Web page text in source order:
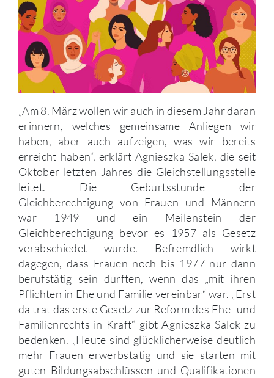
„Am 8. März wollen wir auch in diesem Jahr daran
erinnern, welches gemeinsame Anliegen wir
haben, aber auch aufzeigen, was wir bereits
erreicht haben“, erklärt Agnieszka Salek, die seit
Oktober letzten Jahres die Gleichstellungsstelle
leitet. Die Geburtsstunde der
Gleichberechtigung von Frauen und Männern
war 1949 und ein Meilenstein der
Gleichberechtigung bevor es 1957 als Gesetz
verabschiedet wurde. Befremdlich wirkt
dagegen, dass Frauen noch bis 1977 nur dann
berufstätig sein durften, wenn das „mit ihren
Pflichten in Ehe und Familie vereinbar“ war. „Erst
da trat das erste Gesetz zur Reform des Ehe- und
Familienrechts in Kraft“ gibt Agnieszka Salek zu
bedenken. „Heute sind glücklicherweise deutlich
mehr Frauen erwerbstätig und sie starten mit
guten Bildungsabschlüssen und Qualifikationen